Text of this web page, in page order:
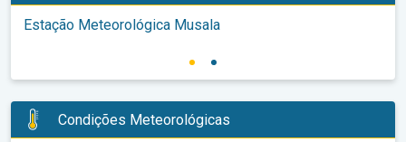
Estação Meteorológica Musala
Condições Meteorológicas